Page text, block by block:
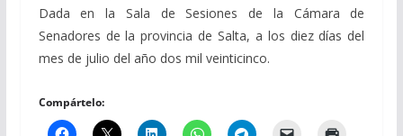
Dada en la Sala de Sesiones de la Cámara de
Senadores de la provincia de Salta, a los diez días del
mes de julio del año dos mil veinticinco.
Compártelo: